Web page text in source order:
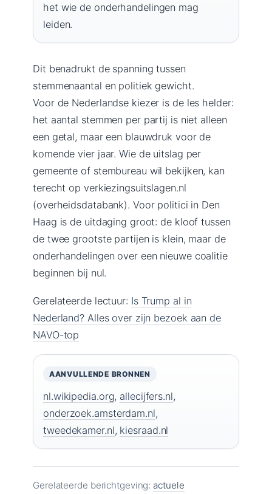
het wie de onderhandelingen mag
leiden.
Dit benadrukt de spanning tussen
stemmenaantal en politiek gewicht.
Voor de Nederlandse kiezer is de les helder:
het aantal stemmen per partij is niet alleen
een getal, maar een blauwdruk voor de
komende vier jaar. Wie de uitslag per
gemeente of stembureau wil bekijken, kan
terecht op verkiezingsuitslagen.nl
(overheidsdatabank). Voor politici in Den
Haag is de uitdaging groot: de kloof tussen
de twee grootste partijen is klein, maar de
onderhandelingen over een nieuwe coalitie
beginnen bij nul.
Gerelateerde lectuur: Is Trump al in
Nederland? Alles over zijn bezoek aan de
NAVO-top
AANVULLENDE BRONNEN
nl.wikipedia.org, allecijfers.nl,
onderzoek.amsterdam.nl,
tweedekamer.nl, kiesraad.nl
Gerelateerde berichtgeving: actuele